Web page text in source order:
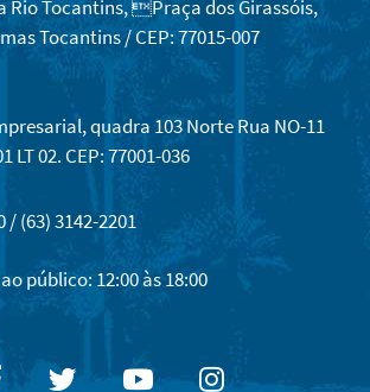
Rio Tocantins, Praça dos Girassóis,
Tocantins / CEP: 77015-007
quadra 103 Norte Rua NO-11
LT 02. CEP: 77001-036
/ (63) 3142-2201
público: 12:00 às 18:00
FacebookTwitterYoutubeInstagram